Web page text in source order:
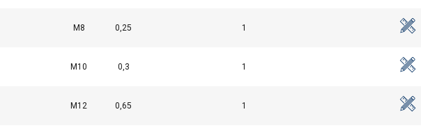
M8 0,25 1
M10 0,3 1
M12 0,65 1